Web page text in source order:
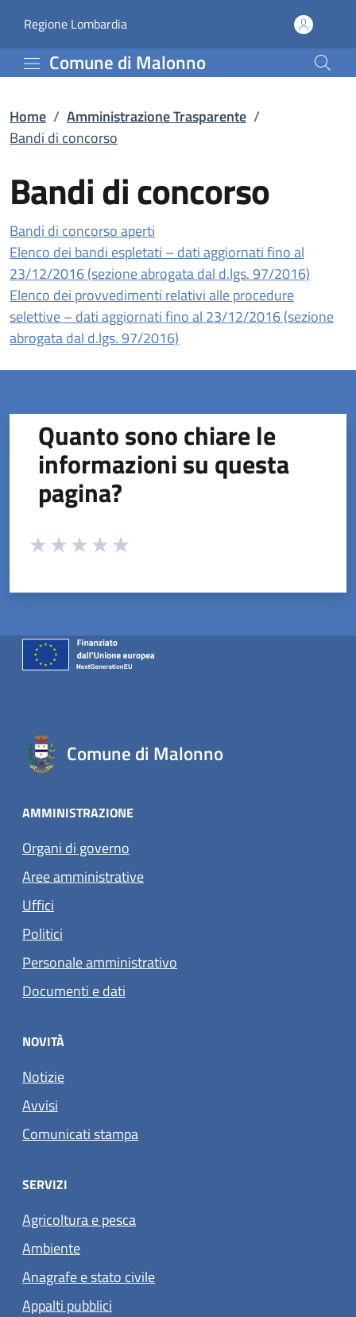
Bandi di concorso |
Regione Lombardia(apre in un'altra scheda).
Comune di Malonno
Home / Amministrazione Trasparente /
Bandi di concorso
Bandi di concorso
Bandi di concorso aperti
Elenco dei bandi espletati – dati aggiornati fino al
23/12/2016 (sezione abrogata dal d.lgs. 97/2016)
Elenco dei provvedimenti relativi alle procedure
selettive – dati aggiornati fino al 23/12/2016 (sezione
abrogata dal d.lgs. 97/2016)
Quanto sono chiare le
informazioni su questa
pagina?
Valuta da 1 a 5 stelle la pagina
Comune di Malonno
AMMINISTRAZIONE
Organi di governo
Aree amministrative
Uffici
Politici
Personale amministrativo
Documenti e dati
NOVITÀ
Notizie
Avvisi
Comunicati stampa
SERVIZI
Agricoltura e pesca
Ambiente
Anagrafe e stato civile
Appalti pubblici